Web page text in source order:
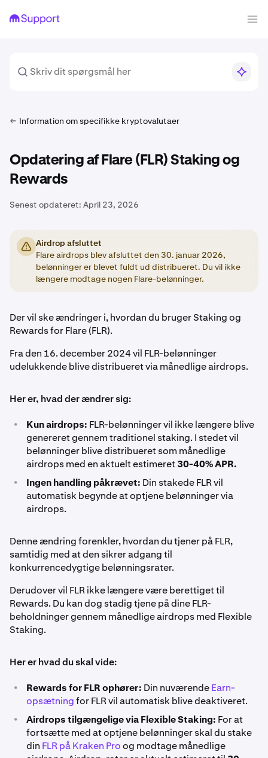
Information om specifikke kryptovalutaer
Opdatering af Flare (FLR) Staking og
Rewards
Senest opdateret: April 23, 2026
Airdrop afsluttet
Flare airdrops blev afsluttet den 30. januar 2026,
belønninger er blevet fuldt ud distribueret. Du vil ikke
længere modtage nogen Flare-belønninger.
Der vil ske ændringer i, hvordan du bruger Staking og
Rewards for Flare (FLR).
Fra den 16. december 2024 vil FLR-belønninger
udelukkende blive distribueret via månedlige airdrops.
Her er, hvad der ændrer sig:
• Kun airdrops: FLR-belønninger vil ikke længere blive
genereret gennem traditionel staking. I stedet vil
belønninger blive distribueret som månedlige
airdrops med en aktuelt estimeret30-40% APR.
• Ingen handling påkrævet: Din stakede FLR vil
automatisk begynde at optjene belønninger via
airdrops.
Denne ændring forenkler, hvordan du tjener på FLR,
samtidig med at den sikrer adgang til
konkurrencedygtige belønningsrater.
Derudover vil FLR ikke længere være berettiget til
Rewards. Du kan dog stadig tjene på dine FLR-
beholdninger gennem månedlige airdrops med Flexible
Staking.
Her er hvad du skal vide:
• Rewards for FLR ophører: Din nuværendeEarn-
opsætningfor FLR vil automatisk blive deaktiveret.
• Airdrops tilgængelige via Flexible Staking: For at
fortsætte med at optjene belønninger skal du stake
din FLR på Kraken Proog modtage månedlige